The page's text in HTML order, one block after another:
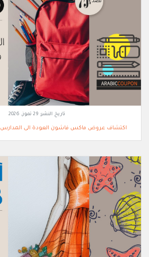
تاريخ النشر:29 تموز, 2026
اكتشاف عروض ماكس فاشون العودة الى المدارس 2026 واصلة حتى 75%